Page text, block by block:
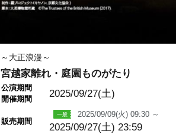
～大正浪漫～
宮越家離れ・庭園ものがたり
公演期間
開催期間
2025/09/27(土)
販売期間
2025/09/09(火) 09:30 ～
2025/09/27(土) 23:59